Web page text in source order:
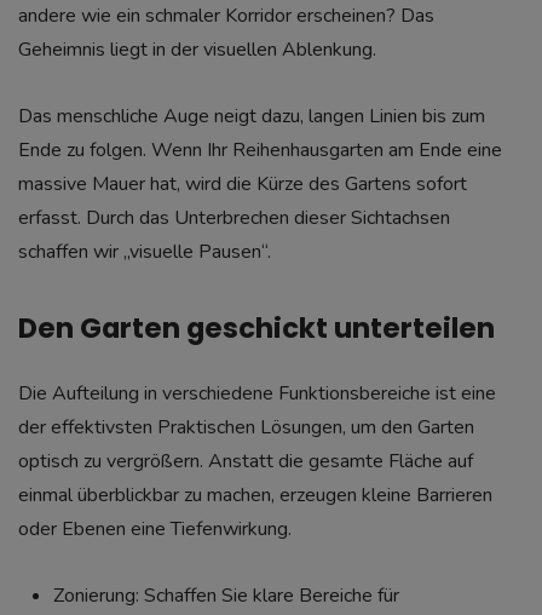
andere wie ein schmaler Korridor erscheinen? Das
Geheimnis liegt in der visuellen Ablenkung.
Das menschliche Auge neigt dazu, langen Linien bis zum
Ende zu folgen. Wenn Ihr Reihenhausgarten am Ende eine
massive Mauer hat, wird die Kürze des Gartens sofort
erfasst. Durch das Unterbrechen dieser Sichtachsen
schaffen wir „visuelle Pausen“.
Den Garten geschickt unterteilen
Die Aufteilung in verschiedene Funktionsbereiche ist eine
der effektivsten Praktischen Lösungen, um den Garten
optisch zu vergrößern. Anstatt die gesamte Fläche auf
einmal überblickbar zu machen, erzeugen kleine Barrieren
oder Ebenen eine Tiefenwirkung.
Zonierung: Schaffen Sie klare Bereiche für